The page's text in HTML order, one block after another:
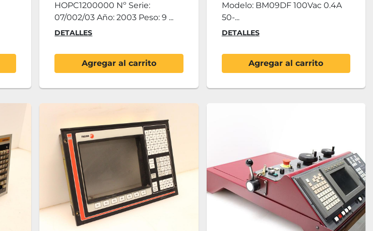
HOPC1200000 Nº Serie:
07/002/03 Año: 2003 Peso: 9 ...
DETALLES
Agregar al carrito
Modelo: BM09DF 100Vac 0.4A
50-...
DETALLES
Agregar al carrito